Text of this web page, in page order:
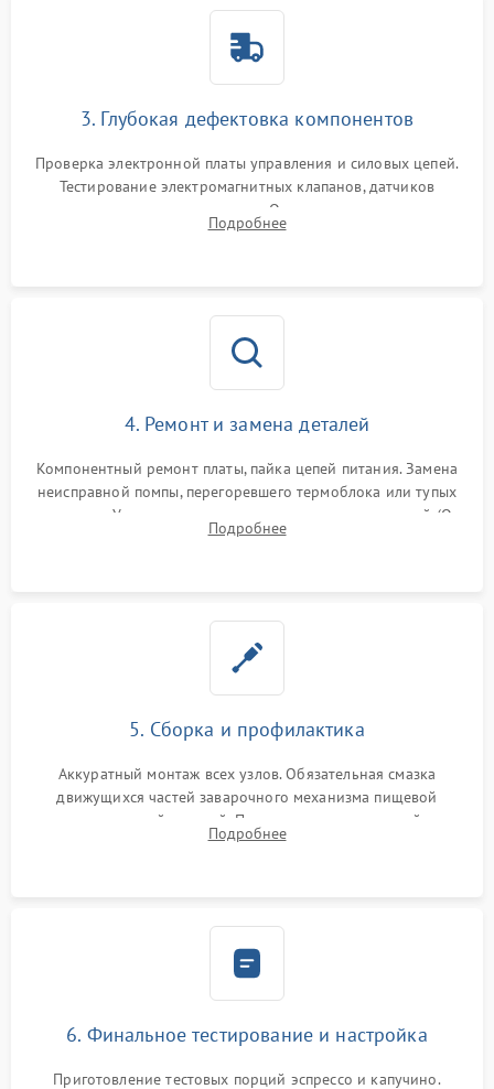
3. Глубокая дефектовка компонентов
Проверка электронной платы управления и силовых цепей.
Тестирование электромагнитных клапанов, датчиков
температуры и расходомера. Оценка степени износа
жерновов кофемолки, уплотнительных колец гидросистемы
Подробнее
4. Ремонт и замена деталей
Компонентный ремонт платы, пайка цепей питания. Замена
неисправной помпы, перегоревшего термоблока или тупых
жерновов. Установка новых силиконовых уплотнителей (O-
ring) и тефлоновых трубок для надежного устранения
Подробнее
5. Сборка и профилактика
Аккуратный монтаж всех узлов. Обязательная смазка
движущихся частей заварочного механизма пищевой
силиконовой смазкой. Проведение программной
декальцинации и очистки системы от кофейных масел.
Подробнее
6. Финальное тестирование и настройка
Приготовление тестовых порций эспрессо и капучино.